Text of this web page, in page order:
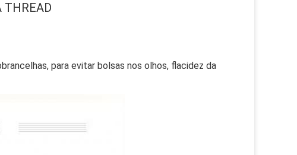
THREAD
para evitar bolsas nos olhos, flacidez da